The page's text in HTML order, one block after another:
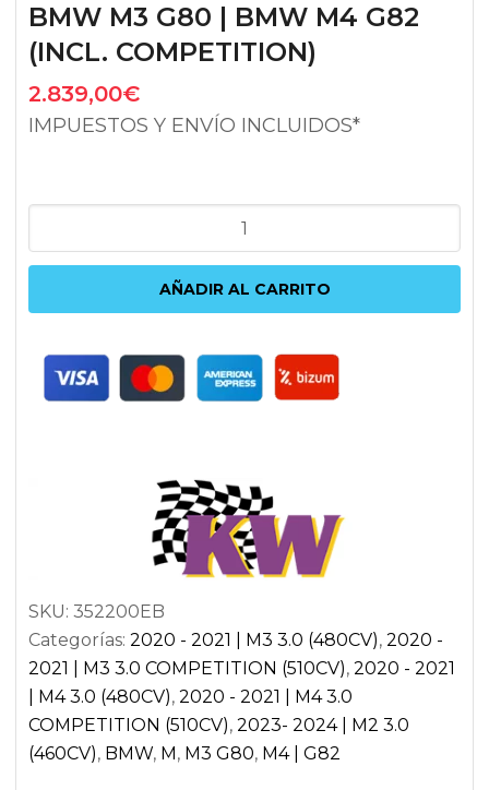
BMW M3 G80 | BMW M4 G82
(INCL. COMPETITION)
2.839,00€
IMPUESTOS Y ENVÍO INCLUIDOS*
VARIANTE
BMW
G87
G82
(INCL.
COMPETITION)
cantidad
AÑADIR AL CARRITO
SKU: 352200EB
Categorías: 2020 - 2021 | M3 3.0 (480CV), 2020 -
2021 | M3 3.0 COMPETITION (510CV), 2020 - 2021
| M4 3.0 (480CV), 2020 - 2021 | M4 3.0
COMPETITION (510CV), 2023- 2024 | M2 3.0
(460CV), BMW, M , M3 G80, M4 | G82